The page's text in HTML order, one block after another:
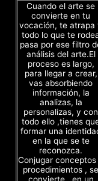
Cuando el arte se
convierte en tu
vocación, te atrapa
todo lo que te
pasa por ese filtro
análisis del arte.El
proceso es largo,
para llegar a crear,
vas absorbiendo
información, la
analizas, la
personalizas, y con
todo ello ,tienes
formar una
en la que se te
reconozca.
Conjugar
procedimientos , se
convierte , en un